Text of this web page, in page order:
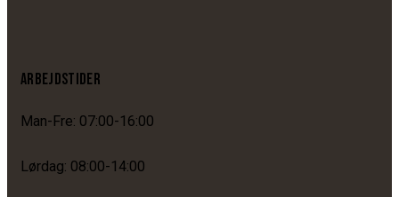
ARBEJDSTIDER
Man-Fre: 07:00-16:00
Lørdag: 08:00-14:00